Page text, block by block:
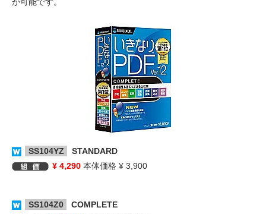
SS104YZ
STANDARD
¥ 4,290 本体価格 ¥ 3,900
SS104Z0
COMPLETE